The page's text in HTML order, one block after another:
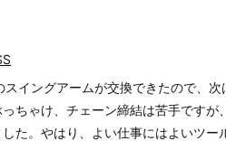
スイングアームが交換できたので、次
っちゃけ、チェーン締結は苦手ですが
した。やはり、よい仕事にはよいツー